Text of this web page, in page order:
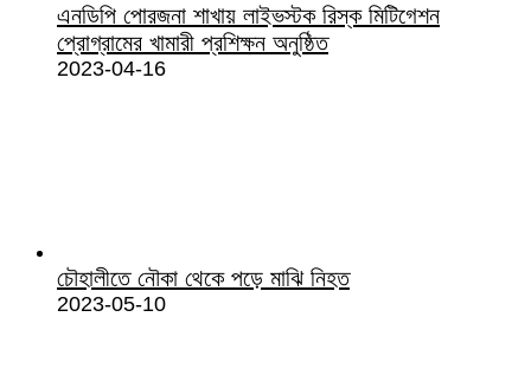
এনডিপি পোরজনা শাখায় লাইভস্টক রিস্ক মিটিগেশন
প্রোগ্রামের খামারী প্রশিক্ষন অনুষ্ঠিত
2023-04-16
চৌহালীতে নৌকা থেকে পড়ে মাঝি নিহত
2023-05-10